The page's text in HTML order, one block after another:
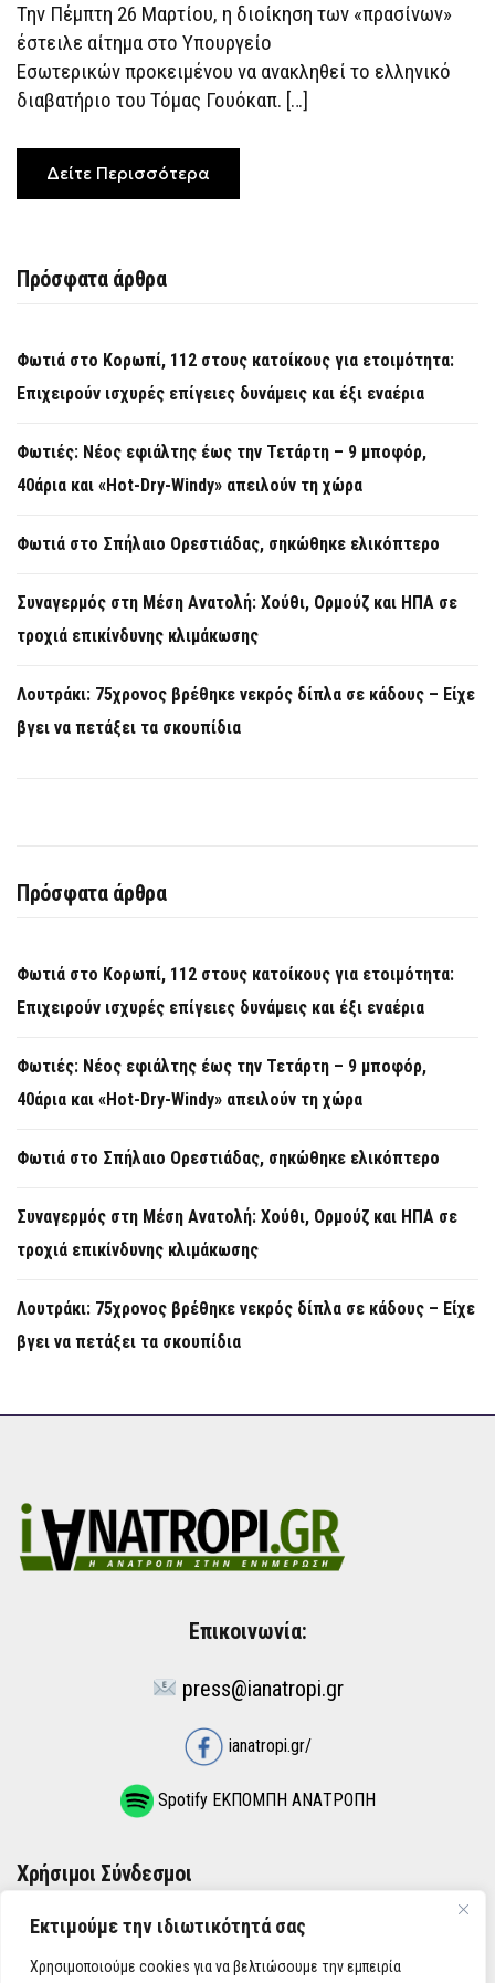
Εκτιμούμε την ιδιωτικότητά σας
Χρησιμοποιούμε cookies για να βελτιώσουμε την εμπειρία
ΤΗΝ
ΚΑΕ
ΟΛΥΜΠΙΑΚΌ
ΕΛΛΗΝΟΠΟΙΉΣΗ
ΓΟΥΌΚΑΠ
Την Πέμπτη 26 Μαρτίου, η διοίκηση των «πρασίνων»
έστειλε αίτημα στο Υπουργείο
Εσωτερικών προκειμένου να ανακληθεί το ελληνικό
διαβατήριο του Τόμας Γουόκαπ. […]
Δείτε Περισσότερα
Πρόσφατα άρθρα
Φωτιά στο Κορωπί, 112 στους κατοίκους για ετοιμότητα:
Επιχειρούν ισχυρές επίγειες δυνάμεις και έξι εναέρια
Φωτιές: Νέος εφιάλτης έως την Τετάρτη – 9 μποφόρ,
40άρια και «Hot-Dry-Windy» απειλούν τη χώρα
Φωτιά στο Σπήλαιο Ορεστιάδας, σηκώθηκε ελικόπτερο
Συναγερμός στη Μέση Ανατολή: Χούθι, Ορμούζ και ΗΠΑ σε
τροχιά επικίνδυνης κλιμάκωσης
Λουτράκι: 75χρονος βρέθηκε νεκρός δίπλα σε κάδους – Είχε
βγει να πετάξει τα σκουπίδια
Πρόσφατα άρθρα
Φωτιά στο Κορωπί, 112 στους κατοίκους για ετοιμότητα:
Επιχειρούν ισχυρές επίγειες δυνάμεις και έξι εναέρια
Φωτιές: Νέος εφιάλτης έως την Τετάρτη – 9 μποφόρ,
40άρια και «Hot-Dry-Windy» απειλούν τη χώρα
Φωτιά στο Σπήλαιο Ορεστιάδας, σηκώθηκε ελικόπτερο
Συναγερμός στη Μέση Ανατολή: Χούθι, Ορμούζ και ΗΠΑ σε
τροχιά επικίνδυνης κλιμάκωσης
Λουτράκι: 75χρονος βρέθηκε νεκρός δίπλα σε κάδους – Είχε
βγει να πετάξει τα σκουπίδια
Επικοινωνία:
press@ianatropi.gr
ianatropi.gr/
Spotify ΕΚΠΟΜΠΗ ΑΝΑΤΡΟΠΗ
Χρήσιμοι Σύνδεσμοι
ΌΡΟΙ ΧΡΉΣΗΣ
ΠΟΛΙΤΙΚΉ ΑΠΟΡΡΉΤΟΥ